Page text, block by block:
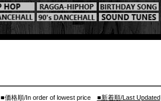
■価格順/In order of lowest price ■新着順/Last Updated